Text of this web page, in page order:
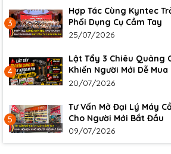
3
Hợp Tác Cùng Kyntec
Phối Dụng Cụ Cầm Tay
25/07/2026
4
Lật Tẩy 3 Chiêu Quảng
Khiến Người Mới Dễ Mua
20/07/2026
5
Tư Vấn Mở Đại Lý Máy
Cho Người Mới Bắt Đầu
09/07/2026